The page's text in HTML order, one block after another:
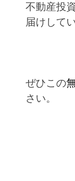
不動産投
届けして
ぜひこの
さい。